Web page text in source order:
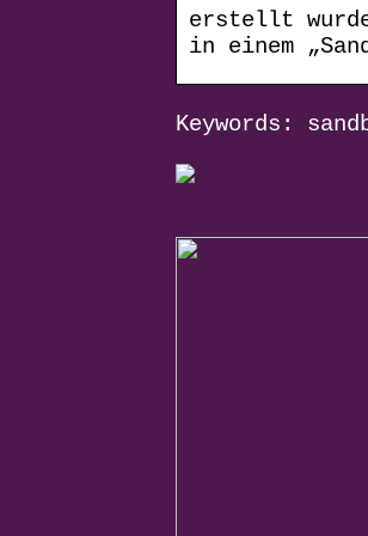
erstellt
in einem
Keywords: